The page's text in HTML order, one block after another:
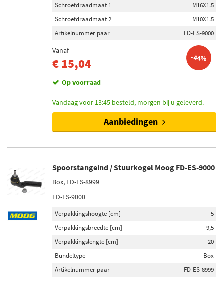
Schroefdraadmaat 1
M16X1.5
Schroefdraadmaat 2
M10X1.5
Artikelnummer paar
FD-ES-9000
Vanaf
€ 15,04 -44%
Op voorraad
Vandaag voor 13:45 besteld, morgen bij u geleverd.
Aanbiedingen
Spoorstangeind / Stuurkogel Moog FD-ES-9000
Box, FD-ES-8999
FD-ES-9000
Verpakkingshoogte [cm]
5
Verpakkingsbreedte [cm]
9,5
Verpakkingslengte [cm]
20
Bundeltype
Box
Artikelnummer paar
FD-ES-8999